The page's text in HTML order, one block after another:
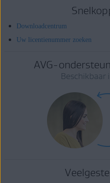
Downloadcentrum
Uw licentienummer zoeken
AVG-
Beschikbaar